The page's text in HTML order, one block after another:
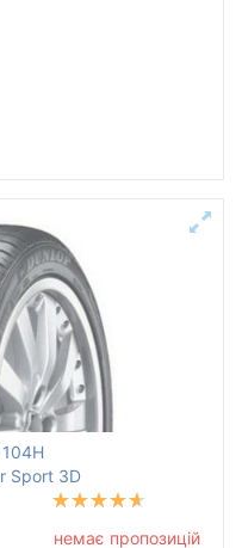
Sport 3D
немає пропозицій